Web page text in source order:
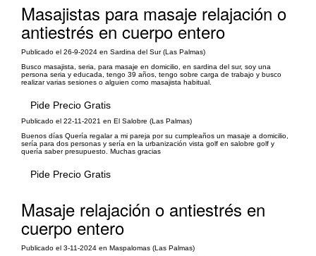
Masajistas para masaje relajación o
antiestrés en cuerpo entero
Publicado el 26-9-2024 en Sardina del Sur (Las Palmas)
Busco masajista, seria, para masaje en domicilio, en sardina del sur, soy una
persona seria y educada, tengo 39 años, tengo sobre carga de trabajo y busco
realizar varias sesiones o alguien como masajista habitual.
Pide Precio Gratis
Publicado el 22-11-2021 en El Salobre (Las Palmas)
Buenos días Quería regalar a mi pareja por su cumpleaños un masaje a domicilio,
sería para dos personas y sería en la urbanización vista golf en salobre golf y
quería saber presupuesto. Muchas gracias
Pide Precio Gratis
Masaje relajación o antiestrés en
cuerpo entero
Publicado el 3-11-2024 en Maspalomas (Las Palmas)